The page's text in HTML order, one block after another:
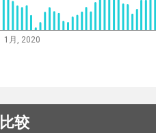
1月, 2020
较